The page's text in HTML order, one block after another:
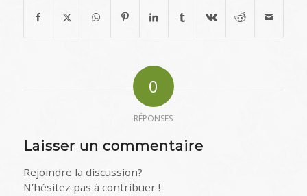
0
RÉPONSES
Laisser un commentaire
Rejoindre la discussion?
N’hésitez pas à contribuer !